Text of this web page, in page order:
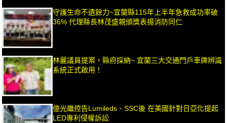
守護生命不遺餘力~宜蘭縣115年上半年急救成功率破
36% 代理縣長林茂盛親頒獎表揚消防同仁
林麗議員提案，縣府採納~ 宜蘭三大交通門戶車牌辨識
系統正式啟用！
億光繼控告Lumileds、SSC後 在美國針對日亞化提起
LED專利侵權訴訟